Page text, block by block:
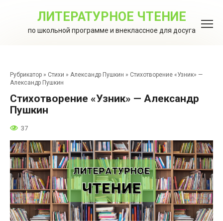
ЛИТЕРАТУРНОЕ ЧТЕНИЕ
по школьной программе и внеклассное для досуга
Рубрикатор » Стихи » Александр Пушкин » Стихотворение «Узник» —
Александр Пушкин
Стихотворение «Узник» — Александр
Пушкин
37